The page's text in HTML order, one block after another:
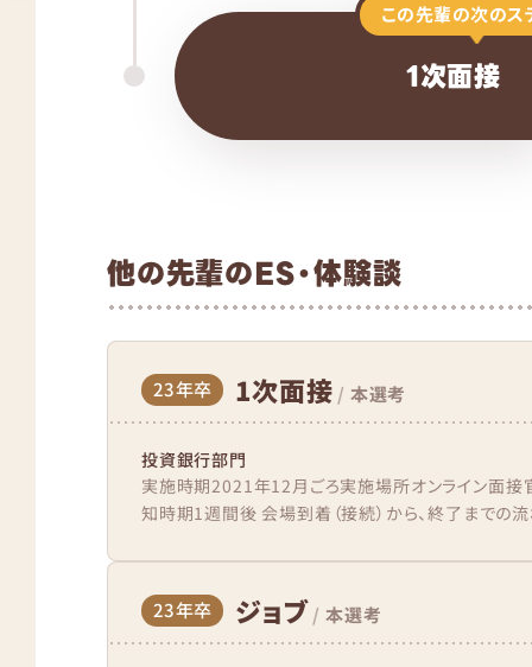
この先輩の次のス
1次面接
他の先輩のES・体験談
23年卒 1次面接 / 本選考
投資銀行部門
実施時期2021年12月ごろ実施場所オンライン面
知時期1週間後 会場到着（接続）から、終了までの
23年卒 ジョブ / 本選考